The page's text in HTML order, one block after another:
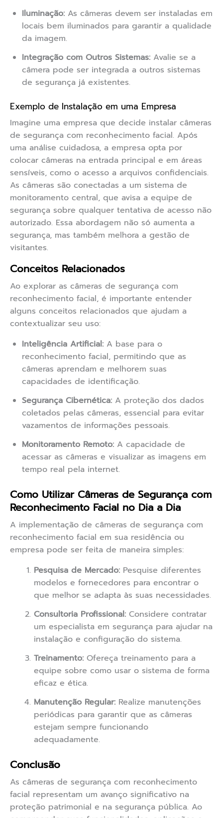
Iluminação: As câmeras devem ser instaladas em
locais bem iluminados para garantir a qualidade
da imagem.
Integração com Outros Sistemas: Avalie se a
câmera pode ser integrada a outros sistemas
de segurança já existentes.
Exemplo de Instalação em uma Empresa
Imagine uma empresa que decide instalar câmeras
de segurança com reconhecimento facial. Após
uma análise cuidadosa, a empresa opta por
colocar câmeras na entrada principal e em áreas
sensíveis, como o acesso a arquivos confidenciais.
As câmeras são conectadas a um sistema de
monitoramento central, que avisa a equipe de
segurança sobre qualquer tentativa de acesso não
autorizado. Essa abordagem não só aumenta a
segurança, mas também melhora a gestão de
visitantes.
Conceitos Relacionados
Ao explorar as câmeras de segurança com
reconhecimento facial, é importante entender
alguns conceitos relacionados que ajudam a
contextualizar seu uso:
Inteligência Artificial: A base para o
reconhecimento facial, permitindo que as
câmeras aprendam e melhorem suas
capacidades de identificação.
Segurança Cibernética: A proteção dos dados
coletados pelas câmeras, essencial para evitar
vazamentos de informações pessoais.
Monitoramento Remoto: A capacidade de
acessar as câmeras e visualizar as imagens em
tempo real pela internet.
Como Utilizar Câmeras de Segurança com
Reconhecimento Facial no Dia a Dia
A implementação de câmeras de segurança com
reconhecimento facial em sua residência ou
empresa pode ser feita de maneira simples:
Pesquisa de Mercado: Pesquise diferentes
modelos e fornecedores para encontrar o
que melhor se adapta às suas necessidades.
Consultoria Profissional: Considere contratar
um especialista em segurança para ajudar na
instalação e configuração do sistema.
Treinamento: Ofereça treinamento para a
equipe sobre como usar o sistema de forma
eficaz e ética.
Manutenção Regular: Realize manutenções
periódicas para garantir que as câmeras
estejam sempre funcionando
adequadamente.
Conclusão
As câmeras de segurança com reconhecimento
facial representam um avanço significativo na
proteção patrimonial e na segurança pública. Ao